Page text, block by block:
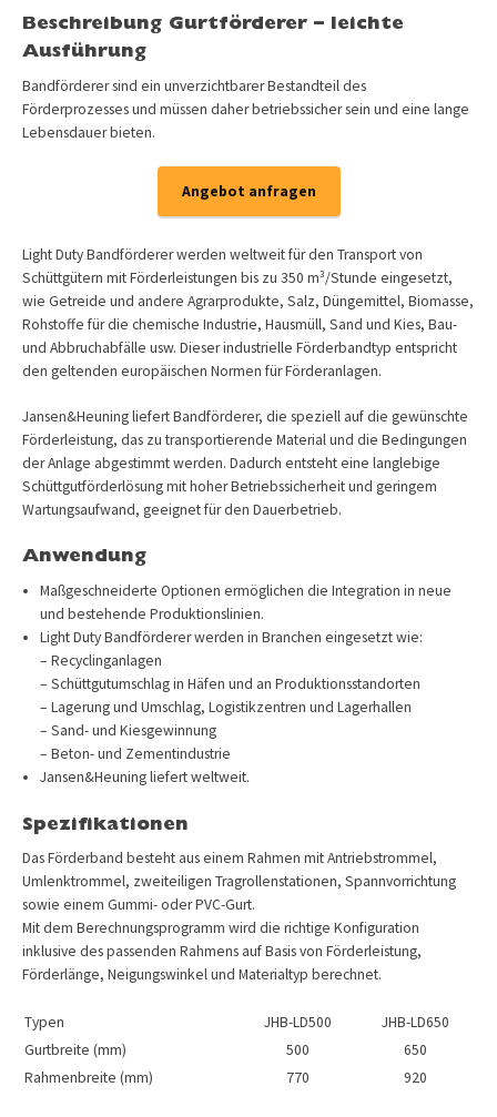
Beschreibung Gurtförderer – leichte
Ausführung
Bandförderer sind ein unverzichtbarer Bestandteil des
Förderprozesses und müssen daher betriebssicher sein und eine lange
Lebensdauer bieten.
Angebot anfragen
Light Duty Bandförderer werden weltweit für den Transport von
Schüttgütern mit Förderleistungen bis zu 350 m³/Stunde eingesetzt,
wie Getreide und andere Agrarprodukte, Salz, Düngemittel, Biomasse,
Rohstoffe für die chemische Industrie, Hausmüll, Sand und Kies, Bau-
und Abbruchabfälle usw. Dieser industrielle Förderbandtyp entspricht
den geltenden europäischen Normen für Förderanlagen.
Jansen&Heuning liefert Bandförderer, die speziell auf die gewünschte
Förderleistung, das zu transportierende Material und die Bedingungen
der Anlage abgestimmt werden. Dadurch entsteht eine langlebige
Schüttgutförderlösung mit hoher Betriebssicherheit und geringem
Wartungsaufwand, geeignet für den Dauerbetrieb.
Anwendung
Maßgeschneiderte Optionen ermöglichen die Integration in neue
und bestehende Produktionslinien.
Light Duty Bandförderer werden in Branchen eingesetzt wie:
– Recyclinganlagen
– Schüttgutumschlag in Häfen und an Produktionsstandorten
– Lagerung und Umschlag, Logistikzentren und Lagerhallen
– Sand- und Kiesgewinnung
– Beton- und Zementindustrie
Jansen&Heuning liefert weltweit.
Spezifikationen
Das Förderband besteht aus einem Rahmen mit Antriebstrommel,
Umlenktrommel, zweiteiligen Tragrollenstationen, Spannvorrichtung
sowie einem Gummi- oder PVC-Gurt.
Mit dem Berechnungsprogramm wird die richtige Konfiguration
inklusive des passenden Rahmens auf Basis von Förderleistung,
Förderlänge, Neigungswinkel und Materialtyp berechnet.
Typen JHB-LD500
JHB-LD650
Gurtbreite (mm)
500
650
Rahmenbreite (mm)
770 920